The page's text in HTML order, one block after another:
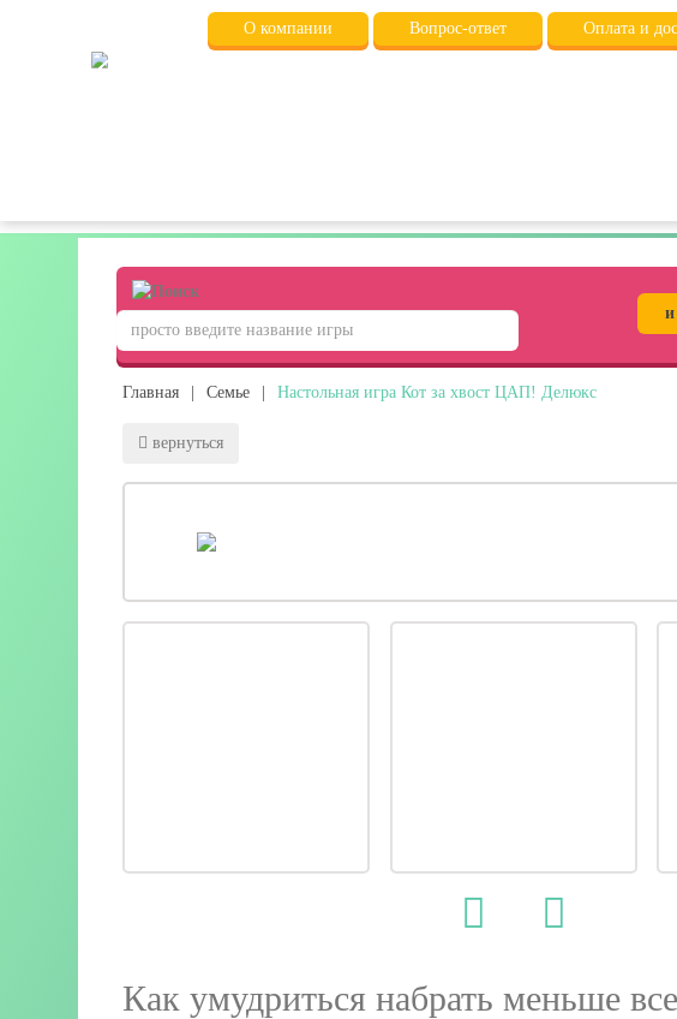
О компании Вопрос-ответ Оплата и
Главная Семье Настольная игра Кот за хвост ЦАП! Делюкс
вернуться
Как умудриться набрать меньше